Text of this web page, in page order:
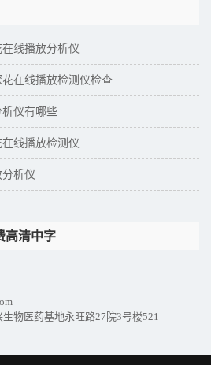
线播放分析仪
在线播放检测仪检查
仪有哪些
线播放检测仪
析仪
高清中字
物医药基地永旺路27院3号楼521